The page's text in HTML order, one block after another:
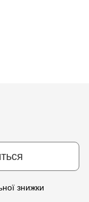
знижки